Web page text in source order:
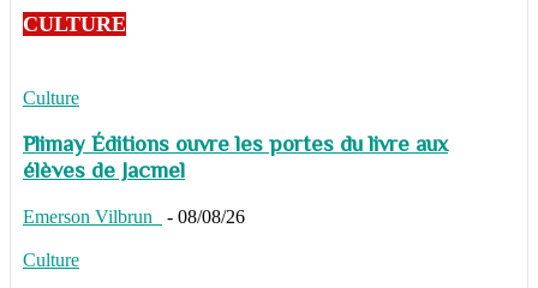
CULTURE
Culture
Plimay Éditions ouvre les portes du livre aux
élèves de Jacmel
Emerson Vilbrun - 08/08/26
Culture